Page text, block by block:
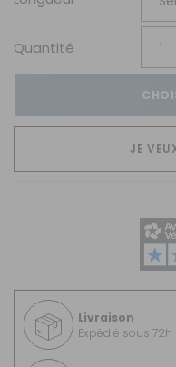
Quantité
JE
Livraison
Expédié sous 72h